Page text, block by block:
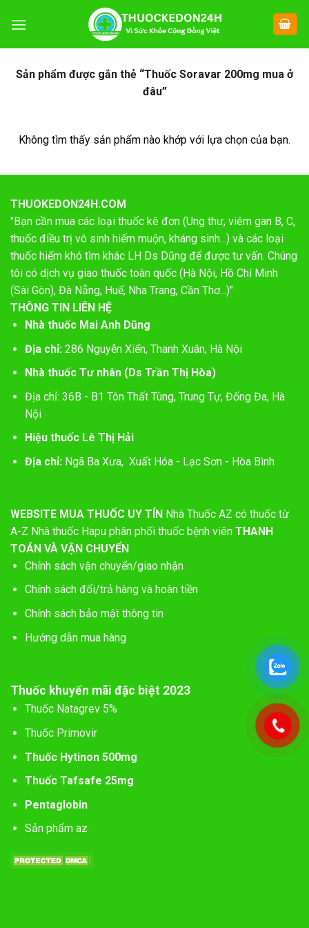
đến
Sản phẩm được gắn thẻ “Thuốc Soravar 200mg mua ở
đâu”
Không tìm thấy sản phẩm nào khớp với lựa chọn của bạn.
THUOKEDON24H.COM
"Bạn cần mua các loại thuốc kê đơn (Ung thư, viêm gan B, C,
thuốc điều trị vô sinh hiếm muộn, kháng sinh...) và các loại
thuốc hiếm khó tìm khác LH Ds Dũng để được tư vấn. Chúng
tôi có dịch vụ giao thuốc toàn quốc (Hà Nội, Hồ Chí Minh
(Sài Gòn), Đà Nẵng, Huế, Nha Trang, Cần Thơ...)"
THÔNG TIN LIÊN HỆ
Nhà thuốc Mai Anh Dũng
Địa chỉ:286 Nguyễn Xiển, Thanh Xuân, Hà Nội
Nhà thuốc Tư nhân (Ds Trần Thị Hòa)
Địa chỉ: 36B - B1 Tôn Thất Tùng, Trung Tự, Đống Đa, Hà
Nội
Hiệu thuốc Lê Thị Hải
Địa chỉ: Ngã Ba Xưa, Xuất Hóa - Lạc Sơn - Hòa Bình
WEBSITE MUA THUỐC UY TÍN Nhà Thuốc AZ có thuốc từ
A-Z Nhà thuốc Hapu phân phối thuốc bệnh viên THANH
TOÁN VÀ VẬN CHUYỂN
Chính sách vận chuyển/giao nhận
Chính sách đổi/trả hàng và hoàn tiền
Chính sách bảo mật thông tin
Hướng dẫn mua hàng
Thuốc khuyến mãi đặc biệt 2023
Thuốc Natagrev 5%
Thuốc Primovir
Thuốc Hytinon 500mg
Thuốc Tafsafe 25mg
Pentaglobin
Sản phẩm az